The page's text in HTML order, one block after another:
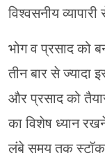
विश्वसनीय
भोग व प्रसाद को
तीन बार से ज्यादा
और प्रसाद को
का विशेष ध्यान
लंबे समय तक